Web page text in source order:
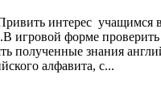
интерес учащимся
игровой форме
полученные знания
алфавита, с...